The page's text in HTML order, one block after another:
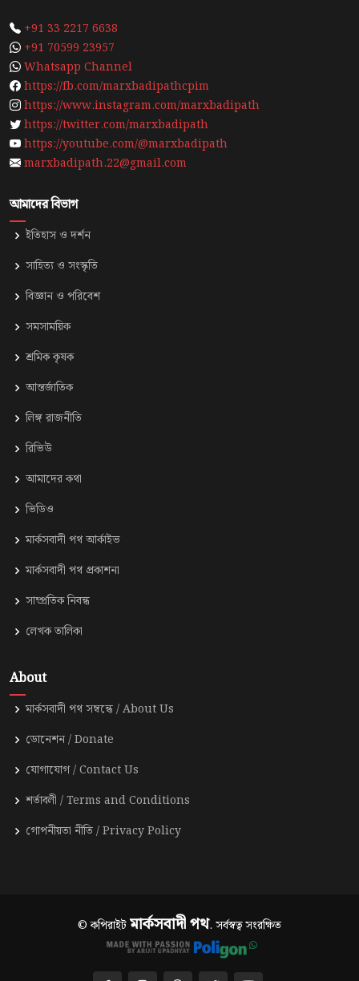
+91 33 2217 6638
+91 70599 23957
Whatsapp Channel
https://fb.com/marxbadipathcpim
https://www.instagram.com/marxbadipath
https://twitter.com/marxbadipath
https://youtube.com/@marxbadipath
marxbadipath.22@gmail.com
আমাদের বিভাগ
ইতিহাস ও দর্শন
সাহিত্য ও সংস্কৃতি
⁠বিজ্ঞান ও পরিবেশ
সমসাময়িক
শ্রমিক কৃষক
আন্তর্জাতিক
লিঙ্গ রাজনীতি
রিভিউ
আমাদের কথা
ভিডিও
মার্কসবাদী পথ আর্কাইভ
মার্কসবাদী পথ প্রকাশনা
সাম্প্রতিক নিবন্ধ
লেখক তালিকা
About
মার্কসবাদী পথ সম্বন্ধে / About Us
ডোনেশন / Donate
যোগাযোগ / Contact Us
শর্তাবলী / Terms and Conditions
গোপনীয়তা নীতি / Privacy Policy
© কপিরাইটমার্কসবাদী পথ. সর্বস্বত্ব সংরক্ষিত